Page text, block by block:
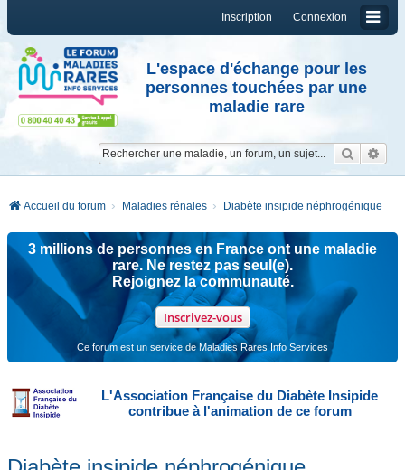
Connexion
Inscription
L'espace d'échange pour les
personnes touchées par une
maladie rare
Accueil du forum Maladies rénales Diabète insipide néphrogénique
3 millions de personnes en France ont une maladie
rare. Ne restez pas seul(e).
Rejoignez la communauté.
Inscrivez-vous
Ce forum est un service de Maladies Rares Info Services
L'Association Française du Diabète Insipide
contribue à l'animation de ce forum